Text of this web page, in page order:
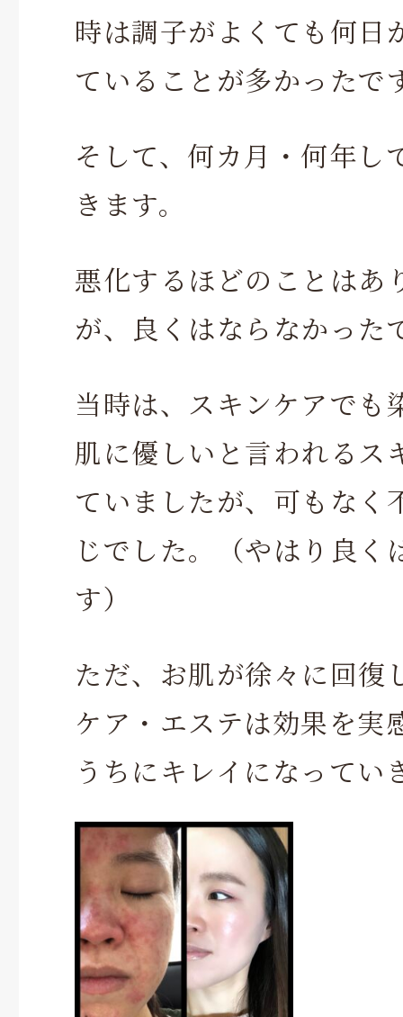
時は調子がよくても何日
ていることが多かったで
そして、何カ月・何年し
きます。
悪化するほどのことはあ
が、良くはならなかった
当時は、スキンケアでも
肌に優しいと言われるス
ていましたが、可もなく
じでした。（やはり良く
す）
ただ、お肌が徐々に回復
ケア・エステは効果を実
うちにキレイになってい